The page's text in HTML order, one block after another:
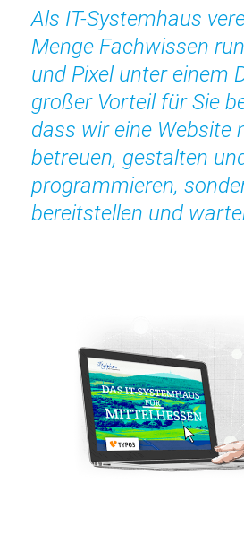
Als IT-Systemhaus
Menge Fachwissen
und Pixel unter einem
großer Vorteil für Sie
dass wir eine Website
betreuen, gestalten
programmieren,
bereitstellen und